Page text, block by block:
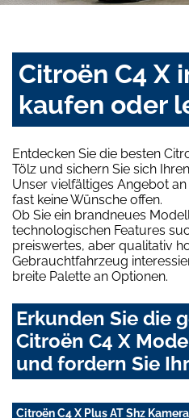
Citroën C4 X
kaufen oder
Entdecken Sie die besten
Tölz und sichern Sie sich
Unser vielfältiges Angebot
fast keine Wünsche offen.
Ob Sie ein brandneues
technologischen Features
preiswertes, aber qualitativ
Gebrauchtfahrzeug
breite Palette an Optionen.
Erkunden Sie die
Citroën C4 X
und fordern Sie
Citroën C4 X Plus AT Shz